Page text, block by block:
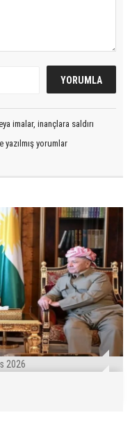
imalar, inançlara saldırı
yorumlar
2026